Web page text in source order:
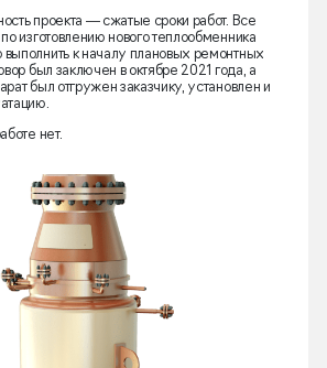
проекта — сжатые сроки работ. Все
изготовлению нового теплообменника
к началу плановых ремонтных
был заключен в октябре 2021 года, а
был отгружен заказчику, установлен и
нет.